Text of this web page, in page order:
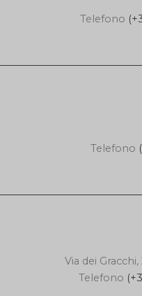
Telefono
Telefono
Via dei
Telefono